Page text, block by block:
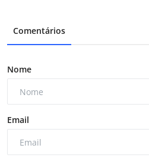
Comentários
Nome
Email